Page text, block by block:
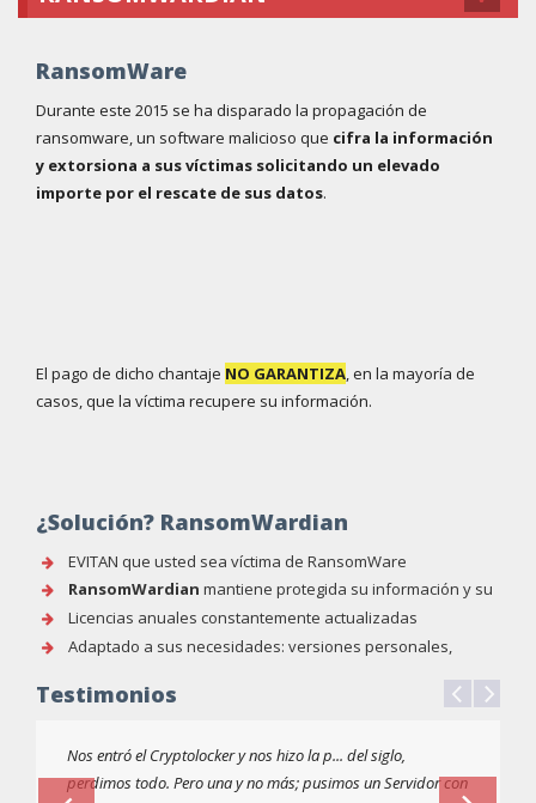
RansomWare
Durante este 2015 se ha disparado la propagación de
ransomware, un software malicioso que cifra la información
y extorsiona a sus víctimas solicitando un elevado
importe por el rescate de sus datos.
El pago de dicho chantaje NO GARANTIZA, en la mayoría de
casos, que la víctima recupere su información.
¿Solución? RansomWardian
EVITAN que usted sea víctima de RansomWare
RansomWardian mantiene protegida su información y su
sistema informático
Licencias anuales constantemente actualizadas
Adaptado a sus necesidades: versiones personales,
Testimonios
Nos entró el Cryptolocker y nos hizo la p... del siglo,
perdimos todo. Pero una y no más; pusimos un Servidor con